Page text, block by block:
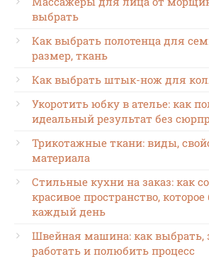
выбрать
Как выбрать полотенца для
размер, ткань
Как выбрать штык-нож для
Укоротить юбку в ателье: как
идеальный результат без
Трикотажные ткани: виды,
материала
Стильные кухни на заказ: как
красивое пространство,
каждый день
Швейная машина: как выбрать,
работать и полюбить процесс